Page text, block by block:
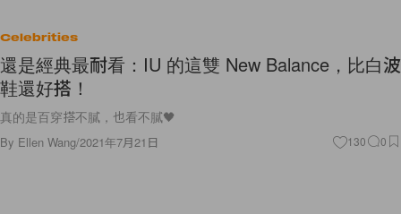
Celebrities
還是經典最耐看：IU 的這雙 New Balance，比白波
鞋還好搭！
真的是百穿搭不膩，也看不膩🖤
By Ellen Wang/2021年7月21日 130 0